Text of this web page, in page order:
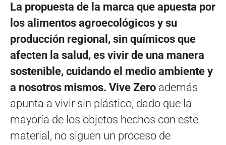
La propuesta de la marca que apuesta por
los alimentos agroecológicos y su
producción regional, sin químicos que
afecten la salud, es vivir de una manera
sostenible, cuidando el medio ambiente y
a nosotros mismos. Vive Zero además
apunta a vivir sin plástico, dado que la
mayoría de los objetos hechos con este
material, no siguen un proceso de